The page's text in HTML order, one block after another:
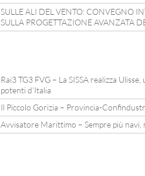
SULLE ALI DEL VENTO: CONVEGNO
SULLA PROGETTAZIONE AVANZATA
Rai3 TG3 FVG – La SISSA realizza
potenti d’Italia
Il Piccolo Gorizia – Provincia-
Avvisatore Marittimo – Sempre più navi,